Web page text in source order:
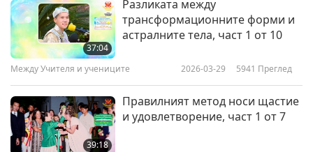
37:04
Разликата между
трансформационните форми и
астралните тела, част 1 от 10
Между Учителя и учениците 2026-03-29 5941 Преглед
39:18
Правилният метод носи щастие
и удовлетворение, част 1 от 7